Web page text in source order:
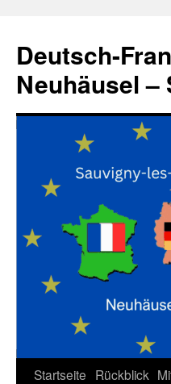
springen
Deutsch-
Neuhäusel
Startseite Rückblick